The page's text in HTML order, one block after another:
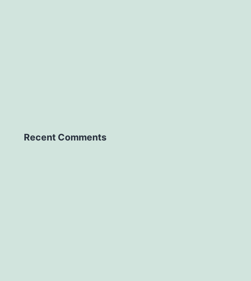
Recent Comments